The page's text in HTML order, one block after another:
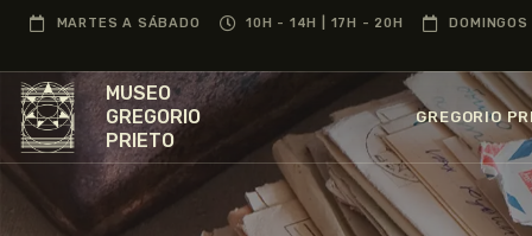
MARTES A SÁBADO 10H - 14H | 17H - 20H
MUSEO
GREGORIO
PRIETO
GREGORIO